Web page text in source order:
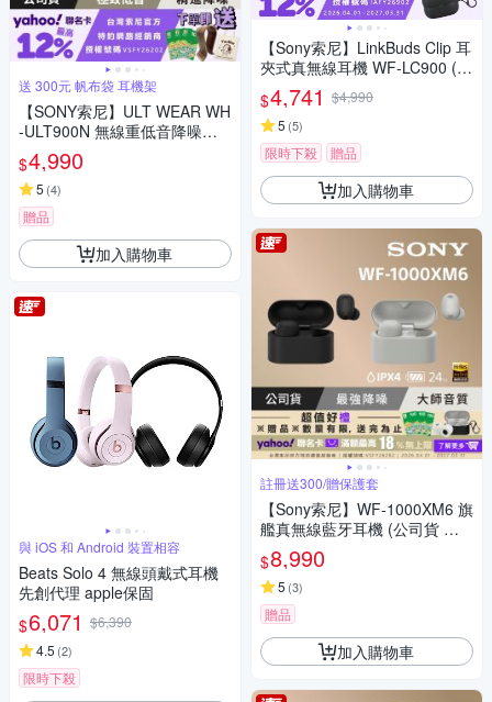
送 300元 帆布袋 耳機架
【SONY索尼】ULT WEAR WH
-ULT900N 無線重低音降噪耳
機 (公司貨 保固12個月)
$4,990
5 (4)
贈品
加入購物車
與 iOS 和 Android 裝置相容
Beats Solo 4 無線頭戴式耳機
先創代理 apple保固
$6,071 $6,390
4.5 (2)
限時下殺
【Sony索尼】LinkBuds Clip 耳
夾式真無線耳機 WF-LC900 (公
司貨 保固12+6個月)
$4,741 $4,990
5 (5)
限時下殺 贈品
加入購物車
註冊送300/贈保護套
【Sony索尼】WF-1000XM6 旗
艦真無線藍牙耳機 (公司貨 保
固12+6個月)
$8,990
5 (3)
贈品
加入購物車